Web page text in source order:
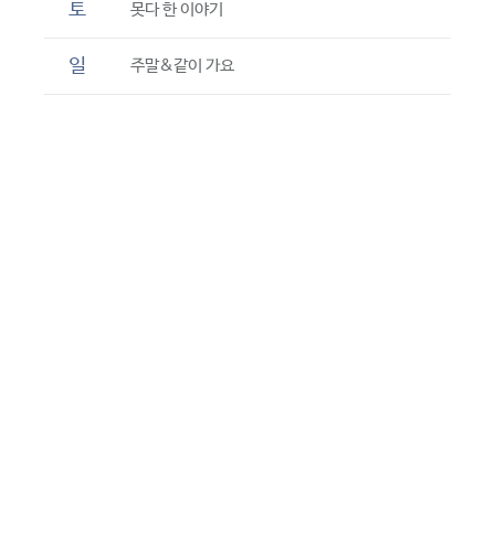
토 못다 한 이야기
일 주말&같이 가요